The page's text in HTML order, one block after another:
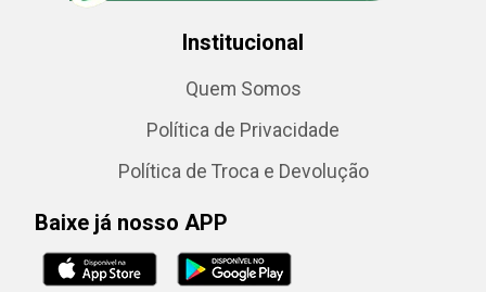
Institucional
Quem Somos
Política de Privacidade
Política de Troca e Devolução
Baixe já nosso APP